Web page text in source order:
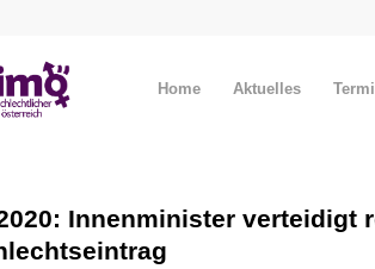
Home Aktuelles
Innenminister verteidigt